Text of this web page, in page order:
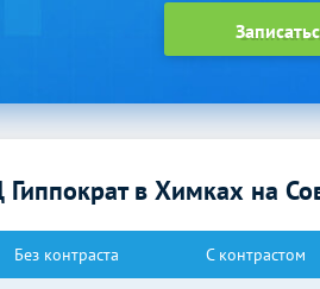
в Химках на
Без контраста С контрастом